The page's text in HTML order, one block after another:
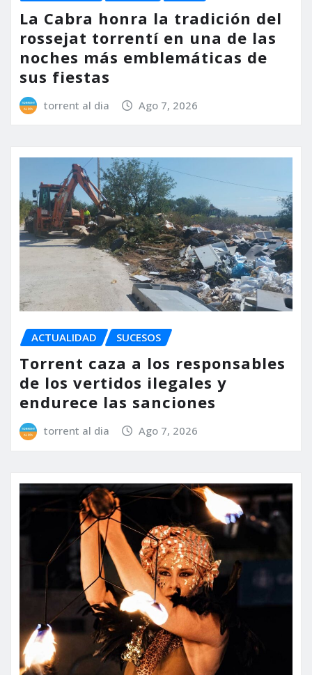
La Cabra honra la tradición del
rossejat torrentí en una de las
noches más emblemáticas de
sus fiestas
torrent al dia Ago 7, 2026
ACTUALIDAD SUCESOS
Torrent caza a los responsables
de los vertidos ilegales y
endurece las sanciones
torrent al dia Ago 7, 2026